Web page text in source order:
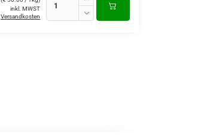
inkl. MWST
Versandkosten